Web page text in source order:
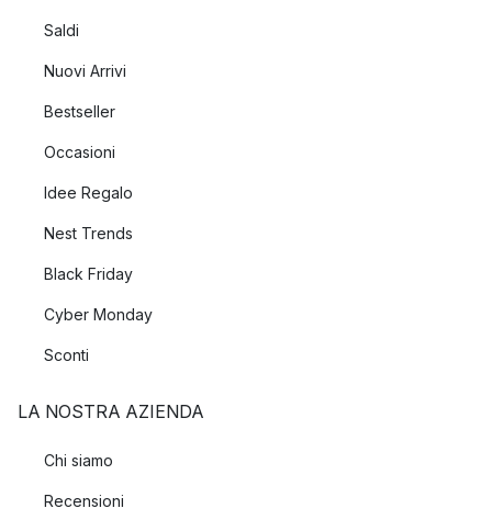
Saldi
Nuovi Arrivi
Bestseller
Occasioni
Idee Regalo
Nest Trends
Black Friday
Cyber Monday
Sconti
LA NOSTRA AZIENDA
Chi siamo
Recensioni